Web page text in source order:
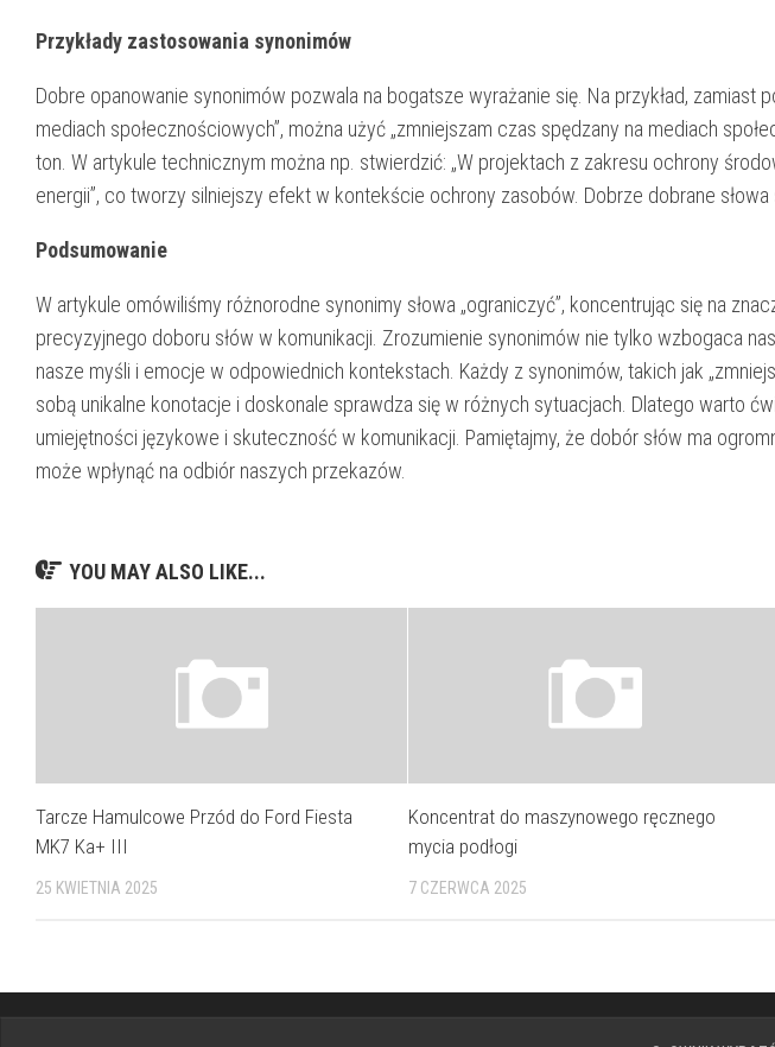
Przykłady zastosowania synonimów
Dobre opanowanie synonimów pozwala na bogatsze wyrażanie się. Na przykład, zamiast
mediach społecznościowych”, można użyć „zmniejszam czas spędzany na mediach
ton. W artykule technicznym można np. stwierdzić: „W projektach z zakresu ochrony
energii”, co tworzy silniejszy efekt w kontekście ochrony zasobów. Dobrze dobrane
Podsumowanie
W artykule omówiliśmy różnorodne synonimy słowa „ograniczyć”, koncentrując się na
precyzyjnego doboru słów w komunikacji. Zrozumienie synonimów nie tylko wzbogaca
nasze myśli i emocje w odpowiednich kontekstach. Każdy z synonimów, takich jak
sobą unikalne konotacje i doskonale sprawdza się w różnych sytuacjach. Dlatego warto
umiejętności językowe i skuteczność w komunikacji. Pamiętajmy, że dobór słów ma
może wpłynąć na odbiór naszych przekazów.
YOU MAY ALSO LIKE...
Tarcze Hamulcowe Przód do Ford Fiesta
MK7 Ka+ III
25 KWIETNIA 2025
Koncentrat do maszynowego ręcznego
mycia podłogi
7 CZERWCA 2025